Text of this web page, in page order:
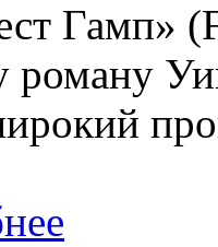
Гамп»